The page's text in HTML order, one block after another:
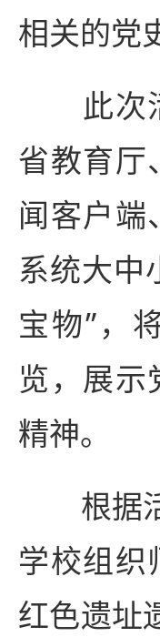
相关的党
此次活
省教育厅
闻客户
系统大中
宝物”，
览，展
精神。
根据活
学校组织
红色遗址